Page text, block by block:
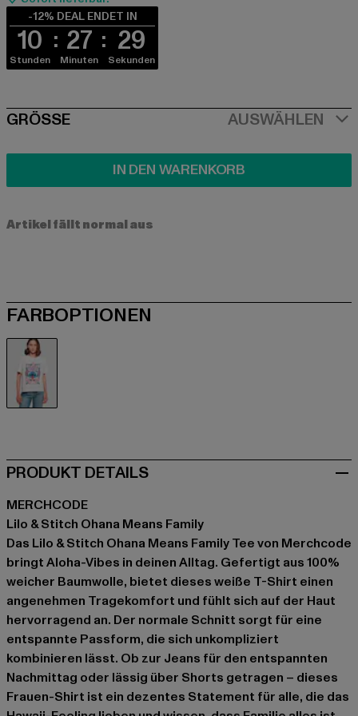
-12% DEAL ENDET IN
10
Stunden
27
Minuten
29
Sekunden
SIZE
GRÖSSE AUSWÄHLEN
IN DEN WARENKORB
Artikel fällt normal aus
FARBOPTIONEN
PRODUKT DETAILS
MERCHCODE
Lilo & Stitch Ohana Means Family
Das Lilo & Stitch Ohana Means Family Tee von Merchcode
bringt Aloha-Vibes in deinen Alltag. Gefertigt aus 100%
weicher Baumwolle, bietet dieses weiße T-Shirt einen
angenehmen Tragekomfort und fühlt sich auf der Haut
hervorragend an. Der normale Schnitt sorgt für eine
entspannte Passform, die sich unkompliziert
kombinieren lässt. Ob zur Jeans für den entspannten
Nachmittag oder lässig über Shorts getragen – dieses
Frauen-Shirt ist ein dezentes Statement für alle, die das